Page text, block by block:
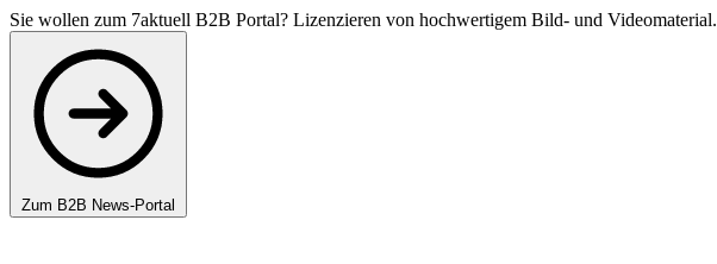
Sie wollen zum 7aktuell B2B Portal? Lizenzieren von hochwertigem Bild- und Videomaterial.
Zum B2B News-Portal